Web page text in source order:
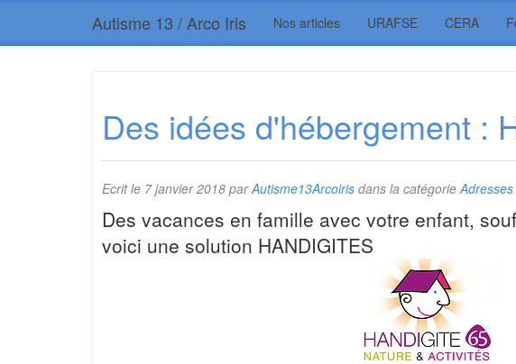
Autisme 13 / Arco Iris Nos articles URAFSE CERA
Des idées d'hébergement :
Ecrit le 7 janvier 2018 parAutisme13Arcoiris dans la catégorie
Des vacances en famille avec votre enfant,
voici une solution HANDIGITES